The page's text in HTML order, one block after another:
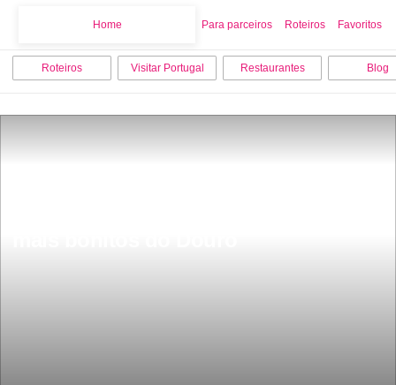
Home Para parceiros Roteiros Favoritos
Roteiros Visitar Portugal Restaurantes Blog